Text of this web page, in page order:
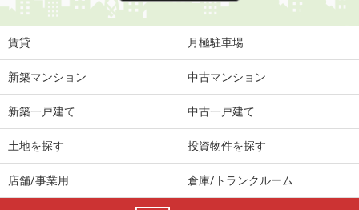
賃貸 月極駐車場
新築マンション 中古マンション
新築一戸建て 中古一戸建て
土地を探す 投資物件を探す
店舗/事業用 倉庫/トランクルーム